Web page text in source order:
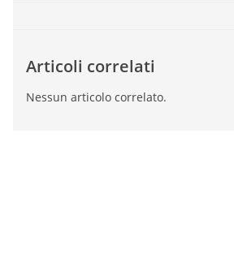
Articoli correlati
Nessun articolo correlato.